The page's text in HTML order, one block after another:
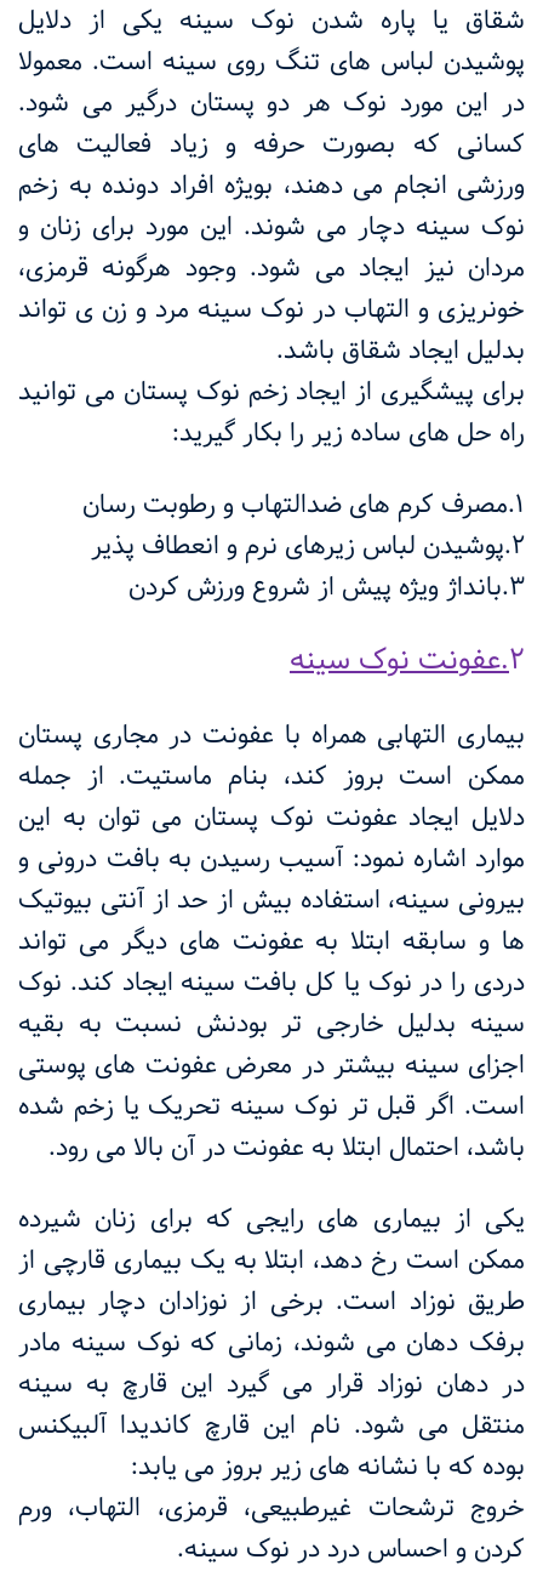
شقاق یا پاره شدن نوک سینه یکی از دلایل
پوشیدن لباس های تنگ روی سینه است. معمولا
در این مورد نوک هر دو پستان درگیر می شود.
کسانی که بصورت حرفه و زیاد فعالیت های
ورزشی انجام می دهند، بویژه افراد دونده به زخم
نوک سینه دچار می شوند. این مورد برای زنان و
مردان نیز ایجاد می شود. وجود هرگونه قرمزی،
خونریزی و التهاب در نوک سینه مرد و زن ی تواند
بدلیل ایجاد شقاق باشد.
برای پیشگیری از ایجاد زخم نوک پستان می توانید
راه حل های ساده زیر را بکار گیرید:
1.مصرف کرم های ضدالتهاب و رطوبت رسان
2.پوشیدن لباس زیرهای نرم و انعطاف پذیر
3.بانداژ ویژه پیش از شروع ورزش کردن
2.عفونت نوک سینه
بیماری التهابی همراه با عفونت در مجاری پستان
ممکن است بروز کند، بنام ماستیت. از جمله
دلایل ایجاد عفونت نوک پستان می توان به این
موارد اشاره نمود: آسیب رسیدن به بافت درونی و
بیرونی سینه، استفاده بیش از حد از آنتی بیوتیک
ها و سابقه ابتلا به عفونت های دیگر می تواند
دردی را در نوک یا کل بافت سینه ایجاد کند. نوک
سینه بدلیل خارجی تر بودنش نسبت به بقیه
اجزای سینه بیشتر در معرض عفونت های پوستی
است. اگر قبل تر نوک سینه تحریک یا زخم شده
باشد، احتمال ابتلا به عفونت در آن بالا می رود.
یکی از بیماری های رایجی که برای زنان شیرده
ممکن است رخ دهد، ابتلا به یک بیماری قارچی از
طریق نوزاد است. برخی از نوزادان دچار بیماری
برفک دهان می شوند، زمانی که نوک سینه مادر
در دهان نوزاد قرار می گیرد این قارچ به سینه
منتقل می شود. نام این قارچ کاندیدا آلبیکنس
بوده که با نشانه های زیر بروز می یابد:
خروج ترشحات غیرطبیعی، قرمزی، التهاب، ورم
کردن و احساس درد در نوک سینه.